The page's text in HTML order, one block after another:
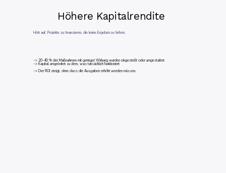
Höhere Kapitalrendite
Hört auf, Projekte zu finanzieren, die keine Ergebnisse liefern.
-> 20-40 % der Maßnahmen mit geringer Wirkung wurden eingestellt oder umgestaltet
-> Kapital umgeleitet zu dem, was tatsächlich funktioniert
-> Der ROI steigt, ohne dass die Ausgaben erhöht werden müssen.